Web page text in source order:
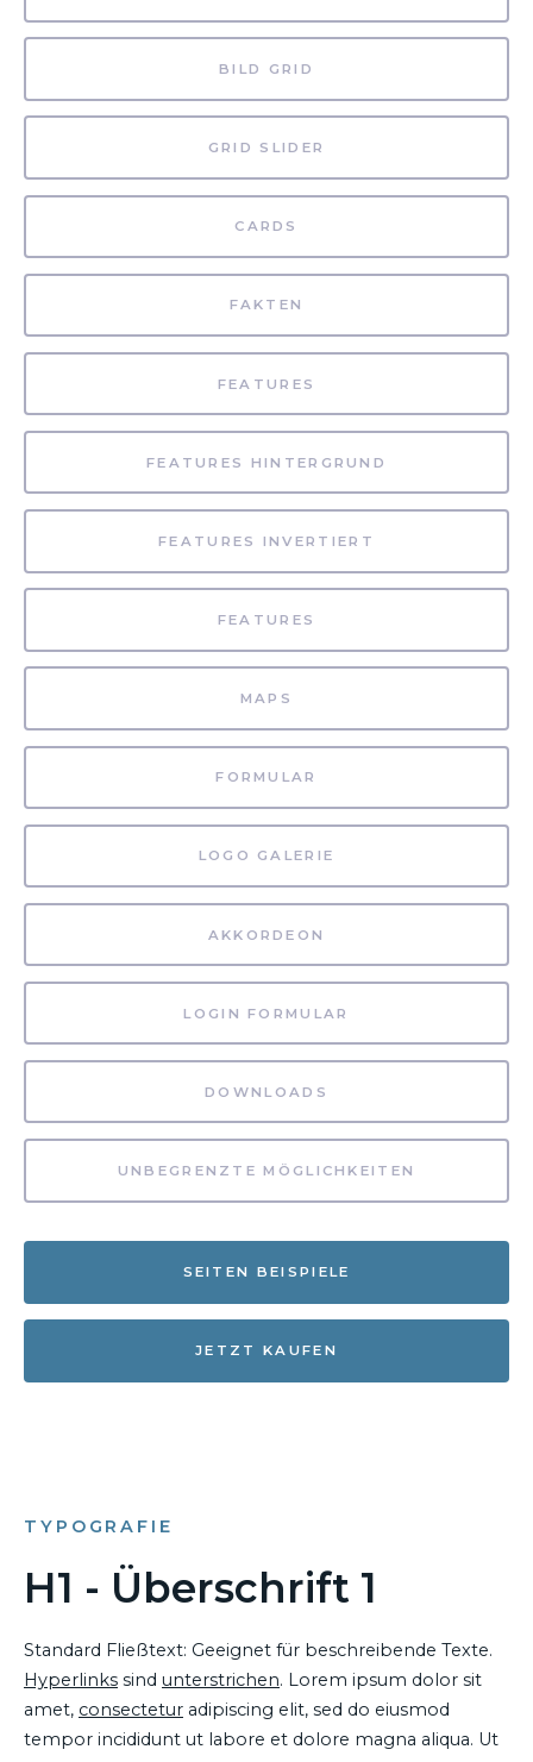
BILD GRID
GRID SLIDER
CARDS
FAKTEN
FEATURES
FEATURES HINTERGRUND
FEATURES INVERTIERT
FEATURES
MAPS
FORMULAR
LOGO GALERIE
AKKORDEON
LOGIN FORMULAR
DOWNLOADS
UNBEGRENZTE MÖGLICHKEITEN
SEITEN BEISPIELE
JETZT KAUFEN
TYPOGRAFIE
H1 - Überschrift 1
Standard Fließtext: Geeignet für beschreibende Texte.
Hyperlinks sind unterstrichen. Lorem ipsum dolor sit
amet, consectetur adipiscing elit, sed do eiusmod
tempor incididunt ut labore et dolore magna aliqua. Ut